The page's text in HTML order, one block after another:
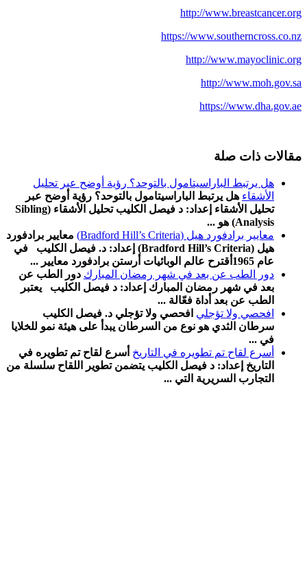
http://www.breastcancer.org
https://www.southerncross.co.nz
http://www.mayoclinic.org
http://www.moh.gov.sa
https://www.dha.gov.ae
مقالات ذات صلة
هل يرتبط الباراسيتامول بالتوحد؟ رؤية أوضح عبر تحليل
الأشقاء هل يرتبط الباراسيتامول بالتوحد؟ رؤية أوضح عبر
تحليل الأشقاء إعداد: د فيصل الكليب تحليل الأشقاء (Sibling
Analysis) هو ...
معايير برادفورد هيل (Bradford Hill’s Criteria)
معايير برادفورد
هيل (Bradford Hill’s Criteria) إعداد: د. فيصل الكليب في
عام 1965أقترح عالم الوبائيات أرستن برادفورد معايير ...
دور الطب عن بعد في شهر رمضان المبارك دور الطب عن
بعد في شهر رمضان المبارك إعداد: د فيصل الكليب يعتبر
الطب عن بعد أداة فعّالة ...
افحصي ولا تؤجلي افحصي ولا تؤجلي د. فيصل الكليب
سرطان الثدي هو نوع من السرطان يبدأ على هيئة نمو للخلايا
في ...
أسرع لقاح تم تطویره في التاریخ أسرع لقاح تم تطویره في
التاریخ إعداد: د فیصل الكلیب یتضمن تطویر اللقاح سلسلة من
التجارب السریریة التي ...